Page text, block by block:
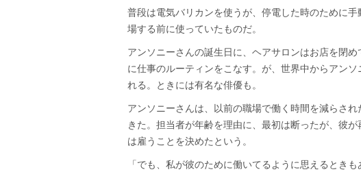
普段は電気バリカンを使うが、停電した時のために
場する前に使っていたものだ。
アンソニーさんの誕生日に、ヘアサロンはお店を閉
に仕事のルーティンをこなす。が、世界中からアン
れる。ときには有名な俳優も。
アンソニーさんは、以前の職場で働く時間を減らさ
きた。担当者が年齢を理由に、最初は断ったが、彼
は雇うことを決めたという。
「でも、私が彼のために働いてるように思えるとき